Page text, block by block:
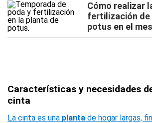
Cómo realizar
fertilización de
potus en el
Características y necesidades
cinta
La cinta es una planta de hogar largas,